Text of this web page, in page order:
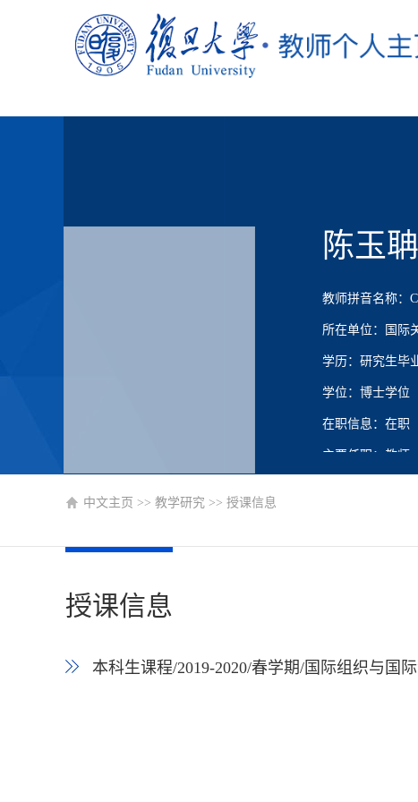
陈玉聃
教师拼音名称：
所在单位：国际
学历：研究生毕
学位：博士学位
在职信息：在职
主要任职：教师
中文主页 >> 教学研究 >> 授课信息
授课信息
本科生课程/2019-2020/春学期/国际组织与国